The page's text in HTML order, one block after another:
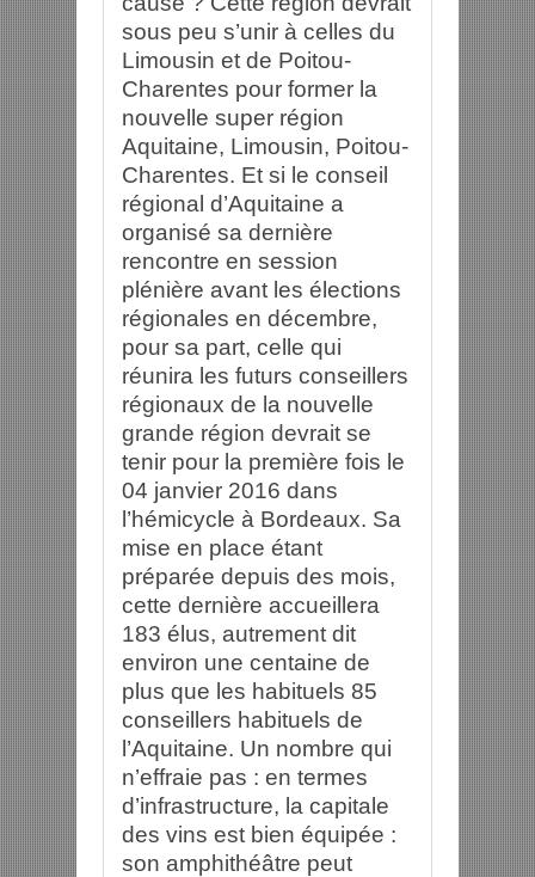
sous peu s’unir à celles du
Limousin et de Poitou-
Charentes pour former la
nouvelle super région
Aquitaine, Limousin, Poitou-
Charentes. Et si le conseil
régional d’Aquitaine a
organisé sa dernière
rencontre en session
plénière avant les élections
régionales en décembre,
pour sa part, celle qui
réunira les futurs conseillers
régionaux de la nouvelle
grande région devrait se
tenir pour la première fois le
04 janvier 2016 dans
l’hémicycle à Bordeaux. Sa
mise en place étant
préparée depuis des mois,
cette dernière accueillera
183 élus, autrement dit
environ une centaine de
plus que les habituels 85
conseillers habituels de
l’Aquitaine. Un nombre qui
n’effraie pas : en termes
d’infrastructure, la capitale
des vins est bien équipée :
son amphithéâtre peut